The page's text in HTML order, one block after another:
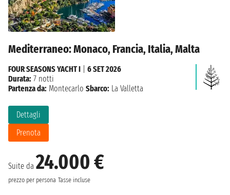
Mediterraneo: Monaco, Francia, Italia, Malta
Suite da 24.000 €
prezzo per persona Tasse incluse
Dettagli
Prenota
FOUR SEASONS YACHT I
6 SET 2026
Durata: 7 notti
Partenza da: Montecarlo Sbarco: La Valletta